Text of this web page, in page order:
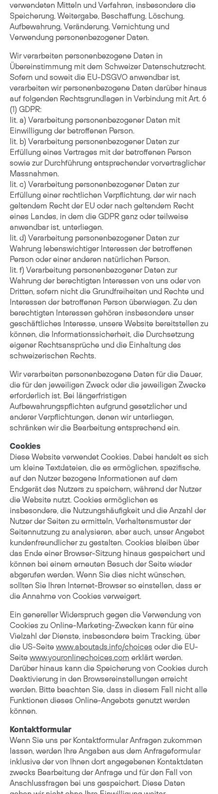
verwendeten Mitteln und Verfahren, insbesondere die
Speicherung, Weitergabe, Beschaffung, Löschung,
Aufbewahrung, Veränderung, Vernichtung und
Verwendung personenbezogener Daten.
Wir verarbeiten personenbezogene Daten in
Übereinstimmung mit dem Schweizer Datenschutzrecht.
Sofern und soweit die EU-DSGVO anwendbar ist,
verarbeiten wir personenbezogene Daten darüber hinaus
auf folgenden Rechtsgrundlagen in Verbindung mit Art. 6
(1) GDPR:
lit. a) Verarbeitung personenbezogener Daten mit
Einwilligung der betroffenen Person.
lit. b) Verarbeitung personenbezogener Daten zur
Erfüllung eines Vertrages mit der betroffenen Person
sowie zur Durchführung entsprechender vorvertraglicher
Massnahmen.
lit. c) Verarbeitung personenbezogener Daten zur
Erfüllung einer rechtlichen Verpflichtung, der wir nach
geltendem Recht der EU oder nach geltendem Recht
eines Landes, in dem die GDPR ganz oder teilweise
anwendbar ist, unterliegen.
lit. d) Verarbeitung personenbezogener Daten zur
Wahrung lebenswichtiger Interessen der betroffenen
Person oder einer anderen natürlichen Person.
lit. f) Verarbeitung personenbezogener Daten zur
Wahrung der berechtigten Interessen von uns oder von
Dritten, sofern nicht die Grundfreiheiten und Rechte und
Interessen der betroffenen Person überwiegen. Zu den
berechtigten Interessen gehören insbesondere unser
geschäftliches Interesse, unsere Website bereitstellen zu
können, die Informationssicherheit, die Durchsetzung
eigener Rechtsansprüche und die Einhaltung des
schweizerischen Rechts.
Wir verarbeiten personenbezogene Daten für die Dauer,
die für den jeweiligen Zweck oder die jeweiligen Zwecke
erforderlich ist. Bei längerfristigen
Aufbewahrungspflichten aufgrund gesetzlicher und
anderer Verpflichtungen, denen wir unterliegen,
schränken wir die Bearbeitung entsprechend ein.
Cookies
Diese Website verwendet Cookies. Dabei handelt es sich
um kleine Textdateien, die es ermöglichen, spezifische,
auf den Nutzer bezogene Informationen auf dem
Endgerät des Nutzers zu speichern, während der Nutzer
die Website nutzt. Cookies ermöglichen es
insbesondere, die Nutzungshäufigkeit und die Anzahl der
Nutzer der Seiten zu ermitteln, Verhaltensmuster der
Seitennutzung zu analysieren, aber auch, unser Angebot
kundenfreundlicher zu gestalten. Cookies bleiben über
das Ende einer Browser-Sitzung hinaus gespeichert und
können bei einem erneuten Besuch der Seite wieder
abgerufen werden. Wenn Sie dies nicht wünschen,
sollten Sie Ihren Internet-Browser so einstellen, dass er
die Annahme von Cookies verweigert.
Ein genereller Widerspruch gegen die Verwendung von
Cookies zu Online-Marketing-Zwecken kann für eine
Vielzahl der Dienste, insbesondere beim Tracking, über
die US-Seite www.aboutads.info/choices oder die EU-
Seite www.youronlinechoices.com erklärt werden.
Darüber hinaus kann die Speicherung von Cookies durch
Deaktivierung in den Browsereinstellungen erreicht
werden. Bitte beachten Sie, dass in diesem Fall nicht alle
Funktionen dieses Online-Angebots genutzt werden
können.
Kontaktformular
Wenn Sie uns per Kontaktformular Anfragen zukommen
lassen, werden Ihre Angaben aus dem Anfrageformular
inklusive der von Ihnen dort angegebenen Kontaktdaten
zwecks Bearbeitung der Anfrage und für den Fall von
Anschlussfragen bei uns gespeichert. Diese Daten